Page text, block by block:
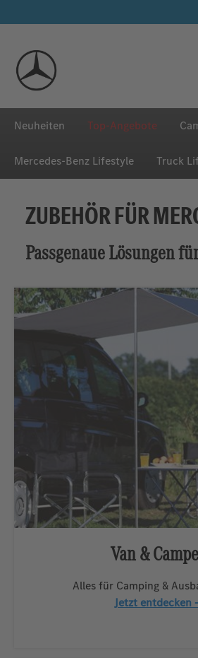
Neuheiten Top-Angebote
Mercedes‑Benz Lifestyle Truck
ZUBEHÖR FÜR
Passgenaue Lösungen
Van &
Alles für Camping &
Jetzt entdecken